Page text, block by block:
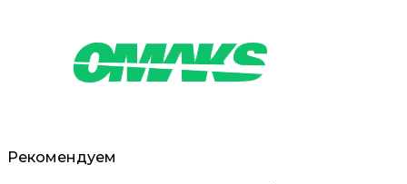
Рекомендуем